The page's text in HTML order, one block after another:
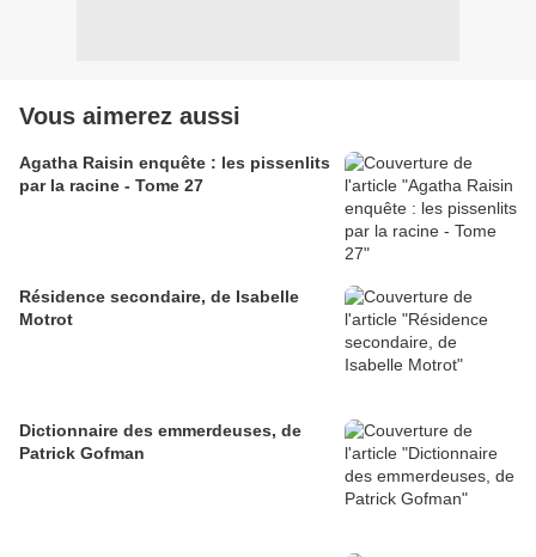
Vous aimerez aussi
Agatha Raisin enquête : les pissenlits
par la racine - Tome 27
Résidence secondaire, de Isabelle
Motrot
Dictionnaire des emmerdeuses, de
Patrick Gofman